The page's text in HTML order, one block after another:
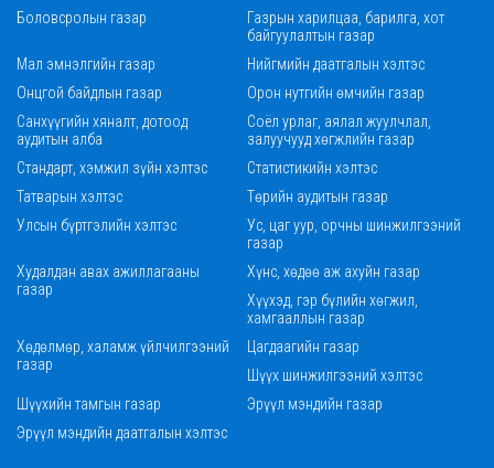
Боловсролын газар
Газрын харилцаа, барилга, хот
байгуулалтын газар
Мал эмнэлгийн газар
Нийгмийн даатгалын хэлтэс
Онцгой байдлын газар
Орон нутгийн өмчийн газар
Санхүүгийн хяналт, дотоод
аудитын алба
Соёл урлаг, аялал жуулчлал,
залуучууд хөгжлийн газар
Стандарт, хэмжил зүйн хэлтэс
Статистикийн хэлтэс
Татварын хэлтэс
Төрийн аудитын газар
Улсын бүртгэлийн хэлтэс
Ус, цаг уур, орчны шинжилгээний
газар
Худалдан авах ажиллагааны
газар
Хүнс, хөдөө аж ахуйн газар
Хүүхэд, гэр бүлийн хөгжил,
хамгааллын газар
Хөдөлмөр, халамж үйлчилгээний
газар
Цагдаагийн газар
Шүүх шинжилгээний хэлтэс
Шүүхийн тамгын газар
Эрүүл мэндийн газар
Эрүүл мэндийн даатгалын хэлтэс